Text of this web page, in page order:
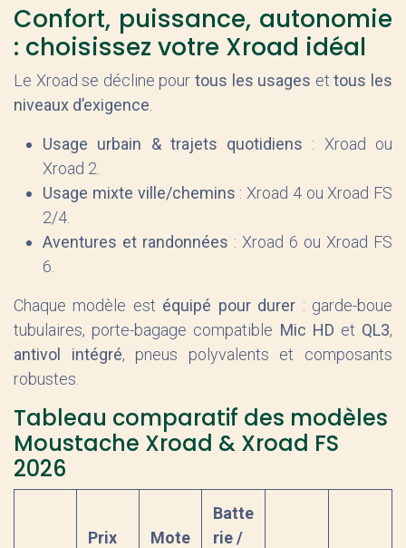
Confort, puissance, autonomie
: choisissez votre Xroad idéal
Le Xroad se décline pour tous les usages ettous les
niveaux d’exigence
Usage urbain & trajets quotidiens : Xroad ou
Xroad 2.
Usage mixte ville/chemins : Xroad 4 ou Xroad FS
2/4.
Aventures et randonnées : Xroad 6 ou Xroad FS
6.
Chaque modèle est équipé pour durer : garde-boue
tubulaires, porte-bagage compatible Mic HD et QL3,
antivol intégré, pneus polyvalents et composants
robustes.
Tableau comparatif des modèles
Moustache Xroad & Xroad FS
2026
Prix
Mote
Batte
rie /